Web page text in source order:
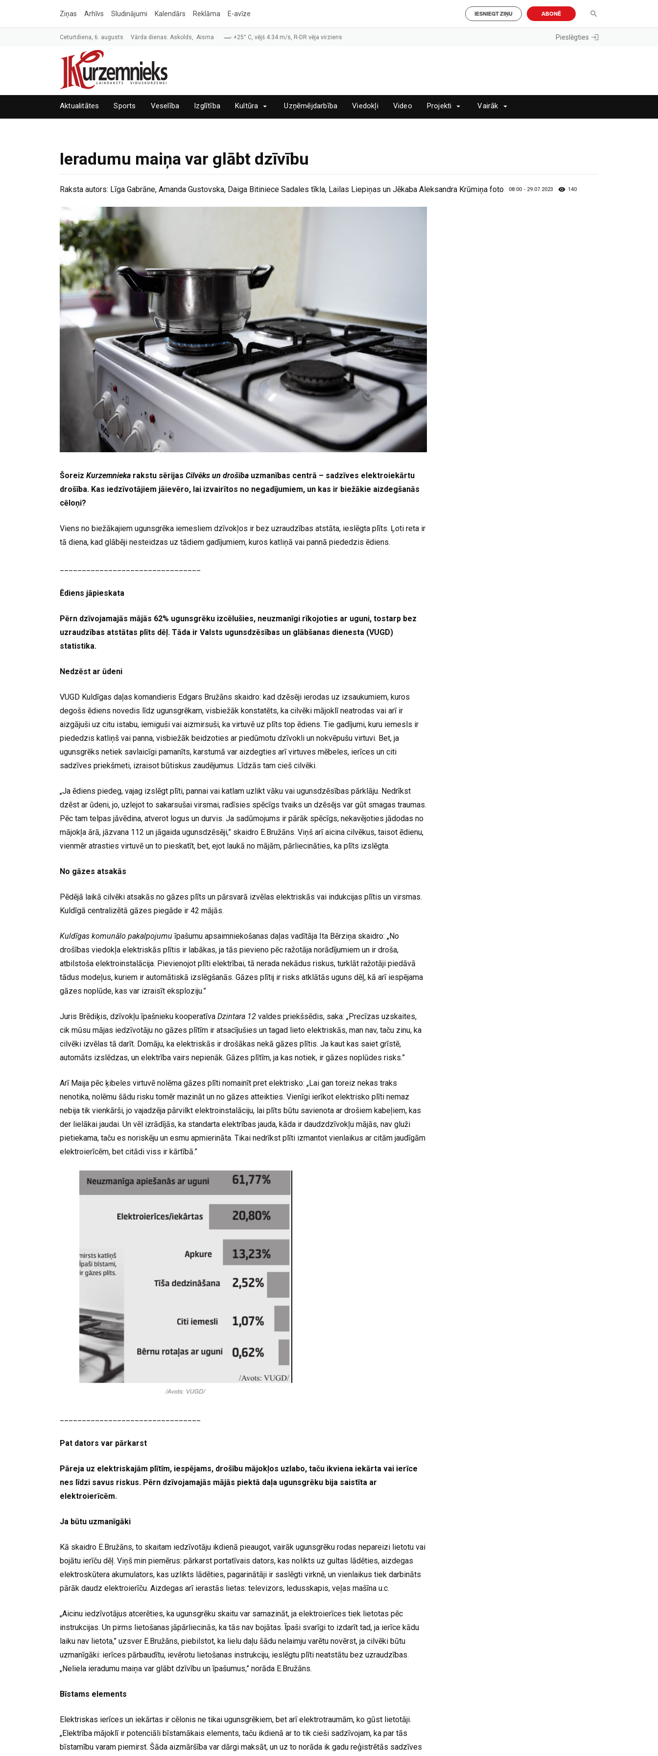
Ziņas Arhīvs Sludinājumi Kalendārs Reklāma E-avīze IESNIEGT ZIŅU ABONĒ
Ceturtdiena, 6. augusts Vārda dienas: Askolds, Aisma +25° C, vējš 4.34 m/s, R-DR vēja virziens Pieslēgties
Aktualitātes Sports Veselība Izglītība Kultūra Uzņēmējdarbība Viedokļi Video Projekti Vairāk
Ieradumu maiņa var glābt dzīvību
Raksta autors: Līga Gabrāne, Amanda Gustovska, Daiga Bitiniece Sadales tīkla, Lailas Liepiņas un Jēkaba Aleksandra Krūmiņa foto 08:00 - 29.07.2023 140
Šoreiz Kurzemnieka rakstu sērijas Cilvēks un drošība uzmanības centrā – sadzīves elektroiekārtu
drošība. Kas iedzīvotājiem jāievēro, lai izvairītos no negadījumiem, un kas ir biežākie aizdegšanās
cēloņi?
Viens no biežākajiem ugunsgrēka iemesliem dzīvokļos ir bez uzraudzības atstāta, ieslēgta plīts. Ļoti reta ir
tā diena, kad glābēji nesteidzas uz tādiem gadījumiem, kuros katliņā vai pannā piededzis ēdiens.
Ēdiens jāpieskata
Pērn dzīvojamajās mājās 62% ugunsgrēku izcēlušies, neuzmanīgi rīkojoties ar uguni, tostarp bez
uzraudzības atstātas plīts dēļ. Tāda ir Valsts ugunsdzēsības un glābšanas dienesta (VUGD)
statistika.
Nedzēst ar ūdeni
VUGD Kuldīgas daļas komandieris Edgars Bružāns skaidro: kad dzēsēji ierodas uz izsaukumiem, kuros
degošs ēdiens novedis līdz ugunsgrēkam, visbiežāk konstatēts, ka cilvēki mājoklī neatrodas vai arī ir
aizgājuši uz citu istabu, iemiguši vai aizmirsuši, ka virtuvē uz plīts top ēdiens. Tie gadījumi, kuru iemesls ir
piededzis katliņš vai panna, visbiežāk beidzoties ar piedūmotu dzīvokli un nokvēpušu virtuvi. Bet, ja
ugunsgrēks netiek savlaicīgi pamanīts, karstumā var aizdegties arī virtuves mēbeles, ierīces un citi
sadzīves priekšmeti, izraisot būtiskus zaudējumus. Līdzās tam cieš cilvēki.
„Ja ēdiens piedeg, vajag izslēgt plīti, pannai vai katlam uzlikt vāku vai ugunsdzēsības pārklāju. Nedrīkst
dzēst ar ūdeni, jo, uzlejot to sakarsušai virsmai, radīsies spēcīgs tvaiks un dzēsējs var gūt smagas traumas.
Pēc tam telpas jāvēdina, atverot logus un durvis. Ja sadūmojums ir pārāk spēcīgs, nekavējoties jādodas no
mājokļa ārā, jāzvana 112 un jāgaida ugunsdzēsēji,” skaidro E.Bružāns. Viņš arī aicina cilvēkus, taisot ēdienu,
vienmēr atrasties virtuvē un to pieskatīt, bet, ejot laukā no mājām, pārliecināties, ka plīts izslēgta.
No gāzes atsakās
Pēdējā laikā cilvēki atsakās no gāzes plīts un pārsvarā izvēlas elektriskās vai indukcijas plītis un virsmas.
Kuldīgā centralizētā gāzes piegāde ir 42 mājās.
Kuldīgas komunālo pakalpojumu īpašumu apsaimniekošanas daļas vadītāja Ita Bērziņa skaidro: „No
drošības viedokļa elektriskās plītis ir labākas, ja tās pievieno pēc ražotāja norādījumiem un ir droša,
atbilstoša elektroinstalācija. Pievienojot plīti elektrībai, tā nerada nekādus riskus, turklāt ražotāji piedāvā
tādus modeļus, kuriem ir automātiskā izslēgšanās. Gāzes plītij ir risks atklātās uguns dēļ, kā arī iespējama
gāzes noplūde, kas var izraisīt eksploziju.”
Juris Brēdiķis, dzīvokļu īpašnieku kooperatīva Dzintara 12 valdes priekšsēdis, saka: „Precīzas uzskaites,
cik mūsu mājas iedzīvotāju no gāzes plītīm ir atsacījušies un tagad lieto elektriskās, man nav, taču zinu, ka
cilvēki izvēlas tā darīt. Domāju, ka elektriskās ir drošākas nekā gāzes plītis. Ja kaut kas saiet grīstē,
automāts izslēdzas, un elektrība vairs nepienāk. Gāzes plītīm, ja kas notiek, ir gāzes noplūdes risks.”
Arī Maija pēc ķibeles virtuvē nolēma gāzes plīti nomainīt pret elektrisko: „Lai gan toreiz nekas traks
nenotika, nolēmu šādu risku tomēr mazināt un no gāzes atteikties. Vienīgi ierīkot elektrisko plīti nemaz
nebija tik vienkārši, jo vajadzēja pārvilkt elektroinstalāciju, lai plīts būtu savienota ar drošiem kabeļiem, kas
der lielākai jaudai. Un vēl izrādījās, ka standarta elektrības jauda, kāda ir daudzdzīvokļu mājās, nav gluži
pietiekama, taču es noriskēju un esmu apmierināta. Tikai nedrīkst plīti izmantot vienlaikus ar citām jaudīgām
elektroierīcēm, bet citādi viss ir kārtībā.”
Pat dators var pārkarst
Pāreja uz elektriskajām plītīm, iespējams, drošību mājokļos uzlabo, taču ikviena iekārta vai ierīce
nes līdzi savus riskus. Pērn dzīvojamajās mājās piektā daļa ugunsgrēku bija saistīta ar
elektroierīcēm.
Ja būtu uzmanīgāki
Kā skaidro E.Bružāns, to skaitam iedzīvotāju ikdienā pieaugot, vairāk ugunsgrēku rodas nepareizi lietotu vai
bojātu ierīču dēļ. Viņš min piemērus: pārkarst portatīvais dators, kas nolikts uz gultas lādēties, aizdegas
elektroskūtera akumulators, kas uzlikts lādēties, pagarinātāji ir saslēgti virknē, un vienlaikus tiek darbināts
pārāk daudz elektroierīču. Aizdegas arī ierastās lietas: televizors, ledusskapis, veļas mašīna u.c.
„Aicinu iedzīvotājus atcerēties, ka ugunsgrēku skaitu var samazināt, ja elektroierīces tiek lietotas pēc
instrukcijas. Un pirms lietošanas jāpārliecinās, ka tās nav bojātas. Īpaši svarīgi to izdarīt tad, ja ierīce kādu
laiku nav lietota,” uzsver E.Bružāns, piebilstot, ka lielu daļu šādu nelaimju varētu novērst, ja cilvēki būtu
uzmanīgāki: ierīces pārbaudītu, ievērotu lietošanas instrukciju, ieslēgtu plīti neatstātu bez uzraudzības.
„Neliela ieradumu maiņa var glābt dzīvību un īpašumus,” norāda E.Bružāns.
Bīstams elements
Elektriskas ierīces un iekārtas ir cēlonis ne tikai ugunsgrēkiem, bet arī elektrotraumām, ko gūst lietotāji.
„Elektrība mājoklī ir potenciāli bīstamākais elements, taču ikdienā ar to tik cieši sadzīvojam, ka par tās
bīstamību varam piemirst. Šāda aizmāršība var dārgi maksāt, un uz to norāda ik gadu reģistrētās sadzīves